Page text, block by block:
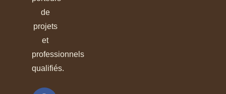
de
projets
et
professionnels
qualifiés.